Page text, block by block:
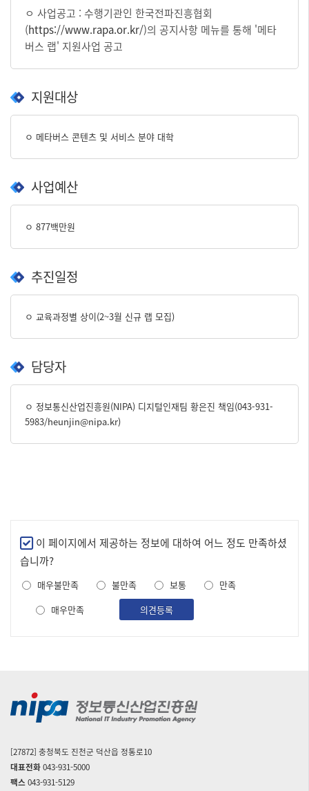
ㅇ 사업공고 : 수행기관인 한국전파진흥협회
(https://www.rapa.or.kr/)의 공지사항 메뉴를 통해 '메타
버스 랩' 지원사업 공고
지원대상
ㅇ 메타버스 콘텐츠 및 서비스 분야 대학
사업예산
ㅇ 877백만원
추진일정
ㅇ 교육과정별 상이(2~3월 신규 랩 모집)
담당자
ㅇ 정보통신산업진흥원(NIPA) 디지털인재팀 황은진 책임(043-931-
5983/heunjin@nipa.kr)
만
족
도
조
이 페이지에서 제공하는 정보에 대하여 어느 정도 만족하셨
습니까?
매우불만족 불만족 보통
만족
매우만족
의견등록
[27872] 충청북도 진천군 덕산읍 정통로10
대표전화043-931-5000
팩스043-931-5129